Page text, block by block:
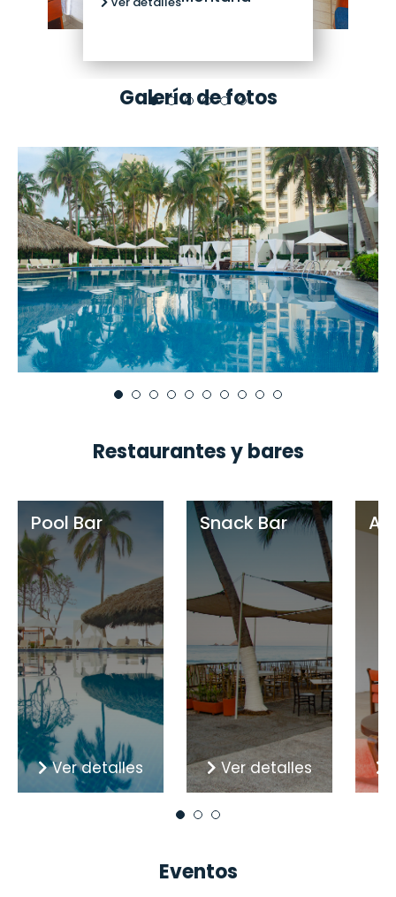
Galería de fotos
Restaurantes y bares
Pool Bar
Ver detalles
Snack Bar
Ver detalles
Eventos